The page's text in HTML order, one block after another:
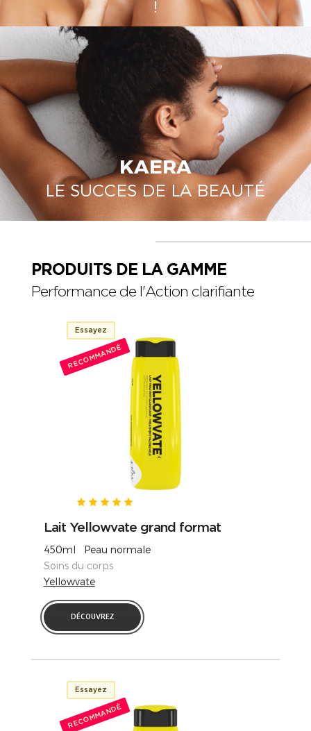
!
KAERA
LE SUCCES DE LA BEAUTÉ
PRODUITS DE LA GAMME
Performance de l'Action clarifiante
Essayez
RECOMMANDÉ
Lait Yellowvate grand format
450ml Peau normale
Soins du corps
Yellowvate
DÉCOUVREZ
Essayez
RECOMMANDÉ